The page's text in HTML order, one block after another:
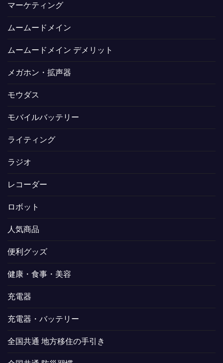
マーケティング
ムームードメイン
ムームードメイン デメリット
メガホン・拡声器
モウダス
モバイルバッテリー
ライティング
ラジオ
レコーダー
ロボット
人気商品
便利グッズ
健康・食事・美容
充電器
充電器・バッテリー
全国共通 地方移住の手引き